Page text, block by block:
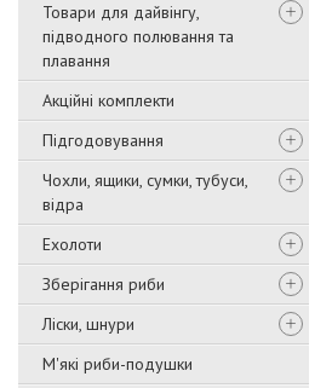
Товари для дайвінгу,
підводного полювання та
плавання
Акційні комплекти
Підгодовування
Чохли, ящики, сумки, тубуси,
відра
Ехолоти
Зберігання риби
Ліски, шнури
М'які риби-подушки